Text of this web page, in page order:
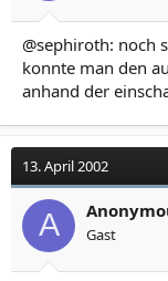
@sephiroth: noch
konnte man den
anhand der
13. April 2002
A Gast